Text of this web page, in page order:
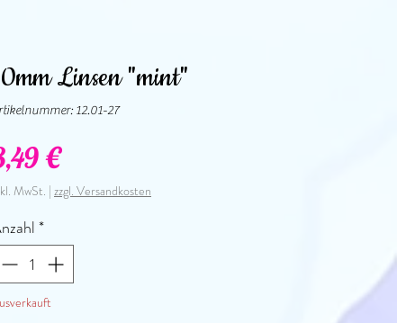
Linsen "mint"
12.01-27
€Preis
MwSt. | zzgl. Versandkosten
*